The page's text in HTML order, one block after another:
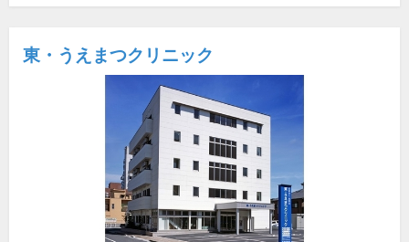
東・うえまつクリニック